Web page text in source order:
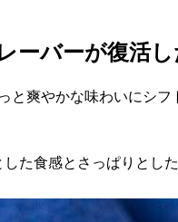
ーバーが復活
爽やかな味わいにシ
た食感とさっぱりと